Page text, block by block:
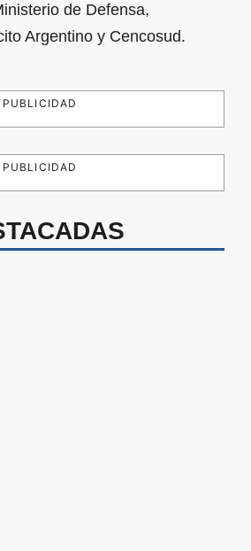
de Defensa,
Argentino y Cencosud.
PUBLICIDAD
PUBLICIDAD